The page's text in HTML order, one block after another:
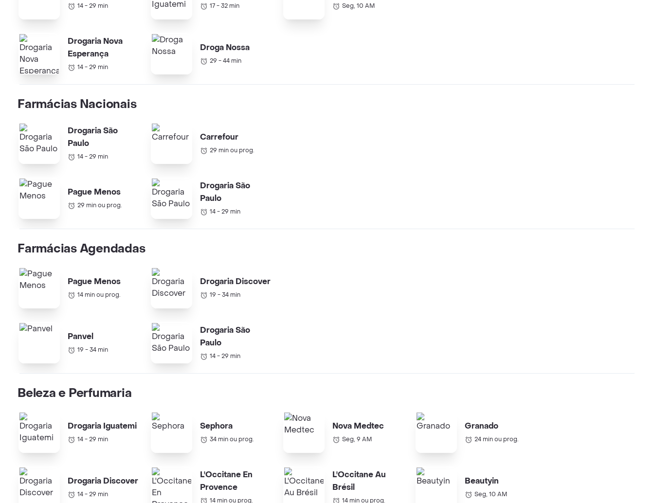
14 - 29 min
Drogaria Nova
Esperança
14 - 29 min
17 - 32 min
Droga Nossa
29 - 44 min
Seg, 10 AM
Farmácias Nacionais
Drogaria São
Paulo
14 - 29 min
Pague Menos
29 min ou prog.
Carrefour
29 min ou prog.
Drogaria São
Paulo
14 - 29 min
Farmácias Agendadas
Pague Menos
14 min ou prog.
Panvel
19 - 34 min
Drogaria Discover
19 - 34 min
Drogaria São
Paulo
14 - 29 min
Beleza e Perfumaria
Drogaria Iguatemi
14 - 29 min
Drogaria Discover
14 - 29 min
Sephora
34 min ou prog.
L'Occitane En
Provence
14 min ou prog.
Nova Medtec
Seg, 9 AM
L'Occitane Au
Brésil
14 min ou prog.
Granado
24 min ou prog.
Beautyin
Seg, 10 AM